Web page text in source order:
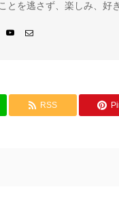
とを逃さず、楽しみ、好
RSS